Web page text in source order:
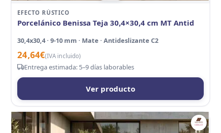
EFECTO RÚSTICO
Porcelánico Benissa Teja 30,4×30,4 cm MT Antid
30,4x30,4 · 9-10 mm · Mate · Antideslizante C2
24,64€(IVA incluido)
Entrega estimada: 5–9 días laborables
Ver producto